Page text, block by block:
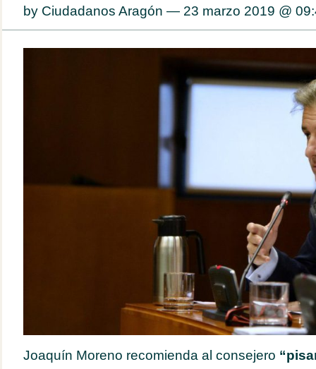
by Ciudadanos Aragón — 23 marzo 2019 @
Joaquín Moreno recomienda al consejero